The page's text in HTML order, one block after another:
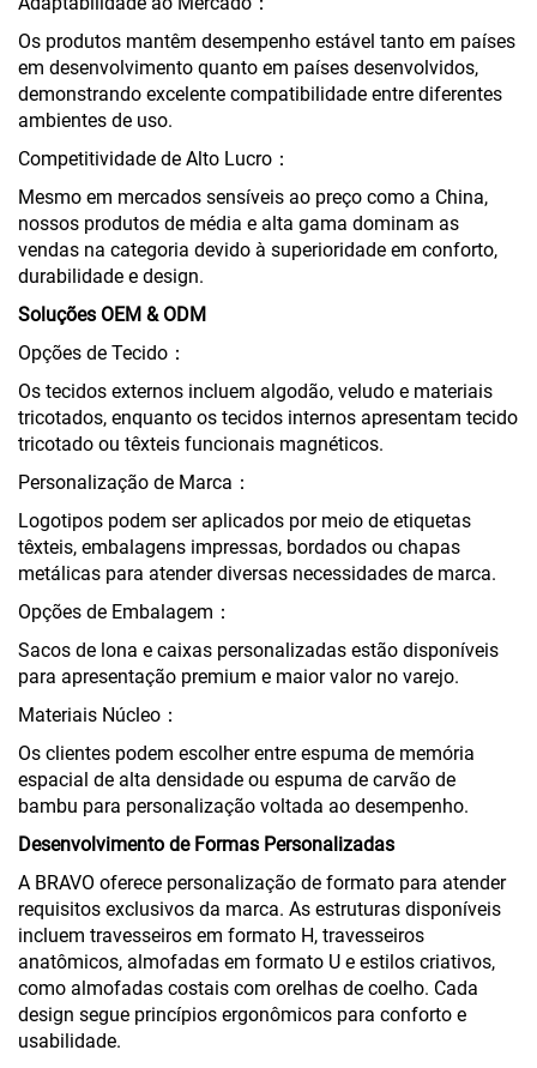
Os produtos mantêm desempenho estável tanto em países
em desenvolvimento quanto em países desenvolvidos,
demonstrando excelente compatibilidade entre diferentes
ambientes de uso.
Competitividade de Alto Lucro：
Mesmo em mercados sensíveis ao preço como a China,
nossos produtos de média e alta gama dominam as
vendas na categoria devido à superioridade em conforto,
durabilidade e design.
Soluções OEM & ODM
Opções de Tecido：
Os tecidos externos incluem algodão, veludo e materiais
tricotados, enquanto os tecidos internos apresentam tecido
tricotado ou têxteis funcionais magnéticos.
Personalização de Marca：
Logotipos podem ser aplicados por meio de etiquetas
têxteis, embalagens impressas, bordados ou chapas
metálicas para atender diversas necessidades de marca.
Opções de Embalagem：
Sacos de lona e caixas personalizadas estão disponíveis
para apresentação premium e maior valor no varejo.
Materiais Núcleo：
Os clientes podem escolher entre espuma de memória
espacial de alta densidade ou espuma de carvão de
bambu para personalização voltada ao desempenho.
Desenvolvimento de Formas Personalizadas
A BRAVO oferece personalização de formato para atender
requisitos exclusivos da marca. As estruturas disponíveis
incluem travesseiros em formato H, travesseiros
anatômicos, almofadas em formato U e estilos criativos,
como almofadas costais com orelhas de coelho. Cada
design segue princípios ergonômicos para conforto e
usabilidade.